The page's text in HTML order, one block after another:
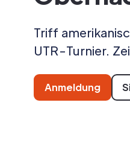
Triff
UTR-Turnier.
Anmeldung